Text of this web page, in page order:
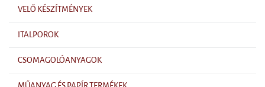
VELŐ KÉSZÍTMÉNYEK
ITALPOROK
CSOMAGOLÓANYAGOK